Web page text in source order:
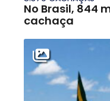
No Brasil, 844
cachaça